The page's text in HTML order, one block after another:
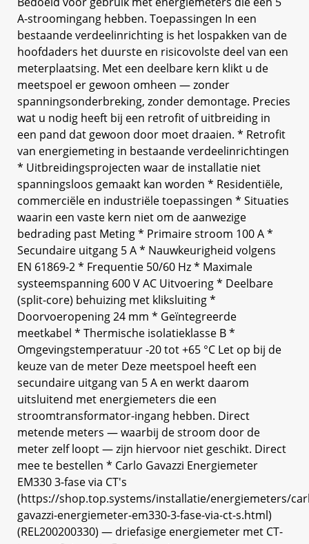
A-stroomingang hebben. Toepassingen In een
bestaande verdeelinrichting is het lospakken van de
hoofdaders het duurste en risicovolste deel van een
meterplaatsing. Met een deelbare kern klikt u de
meetspoel er gewoon omheen — zonder
spanningsonderbreking, zonder demontage. Precies
wat u nodig heeft bij een retrofit of uitbreiding in
een pand dat gewoon door moet draaien. * Retrofit
van energiemeting in bestaande verdeelinrichtingen
* Uitbreidingsprojecten waar de installatie niet
spanningsloos gemaakt kan worden * Residentiële,
commerciële en industriële toepassingen * Situaties
waarin een vaste kern niet om de aanwezige
bedrading past Meting * Primaire stroom 100 A *
Secundaire uitgang 5 A * Nauwkeurigheid volgens
EN 61869-2 * Frequentie 50/60 Hz * Maximale
systeemspanning 600 V AC Uitvoering * Deelbare
(split-core) behuizing met kliksluiting *
Doorvoeropening 24 mm * Geïntegreerde
meetkabel * Thermische isolatieklasse B *
Omgevingstemperatuur -20 tot +65 °C Let op bij de
keuze van de meter Deze meetspoel heeft een
secundaire uitgang van 5 A en werkt daarom
uitsluitend met energiemeters die een
stroomtransformator-ingang hebben. Direct
metende meters — waarbij de stroom door de
meter zelf loopt — zijn hiervoor niet geschikt. Direct
mee te bestellen * Carlo Gavazzi Energiemeter
EM330 3-fase via CT's
(https://shop.top.systems/installatie/energiemeters/
gavazzi-energiemeter-em330-3-fase-via-ct-s.html)
(REL200200330) — driefasige energiemeter met CT-